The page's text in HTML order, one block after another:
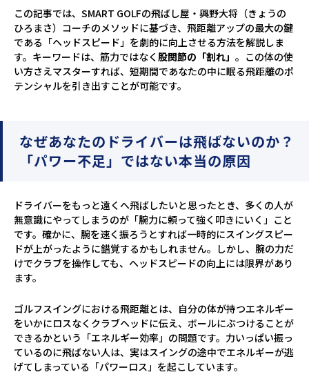
この記事では、SMART GOLFの飛ばし屋・興野大将（きょうの
ひろまさ）コーチのメソッドに基づき、飛距離アップの最大の鍵
である「ヘッドスピード」を劇的に向上させる方法を解説しま
す。キーワードは、筋力ではなく 股関節の「割れ」 。この体の使
い方さえマスターすれば、短期間であなたの中に眠る飛距離のポ
テンシャルを引き出すことが可能です。
なぜあなたのドライバーは飛ばないのか？
「パワー不足」ではない本当の原因
ドライバーをもっと遠くへ飛ばしたいと思ったとき、多くの人が
無意識にやってしまうのが「腕力に頼って強く叩きにいく」こと
です。確かに、腕を速く振ろうとすれば一時的にスイングスピー
ドが上がったように錯覚するかもしれません。しかし、腕の力だ
けでクラブを操作しても、ヘッドスピードの向上には限界があり
ます。
ゴルフスイングにおける飛距離とは、自分の体が持つエネルギー
をいかにロスなくクラブヘッドに伝え、ボールにぶつけることが
できるかという「エネルギー効率」の問題です。力いっぱい振っ
ているのに飛ばない人は、実はスイングの途中でエネルギーが逃
げてしまっている「パワーロス」を起こしています。